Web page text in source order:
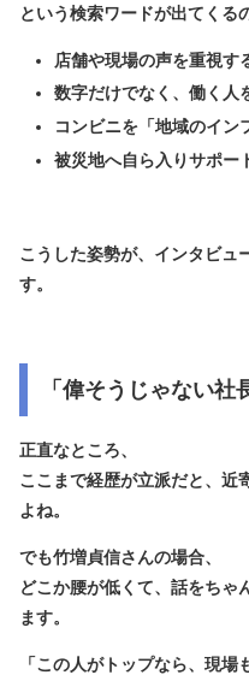
という検索ワードが出てくる
店舗や現場の声を重視す
数字だけでなく、働く人
コンビニを「地域のイン
被災地へ自ら入りサポー
こうした姿勢が、インタビュ
す。
「偉そうじゃない社
正直なところ、
ここまで経歴が立派だと、近
よね。
でも竹増貞信さんの場合、
どこか腰が低くて、話をちゃ
ます。
「この人がトップなら、現場